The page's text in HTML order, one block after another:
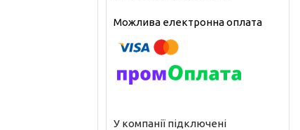
У компанії підключені